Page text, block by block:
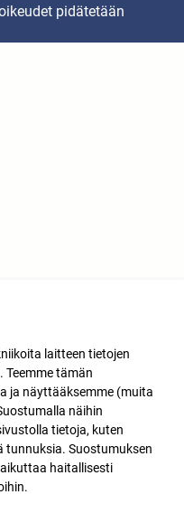
pidätetään
laitteen tietojen
tämän
ja näyttääksemme (muita
näihin
tietoja, kuten
Suostumuksen
haitallisesti